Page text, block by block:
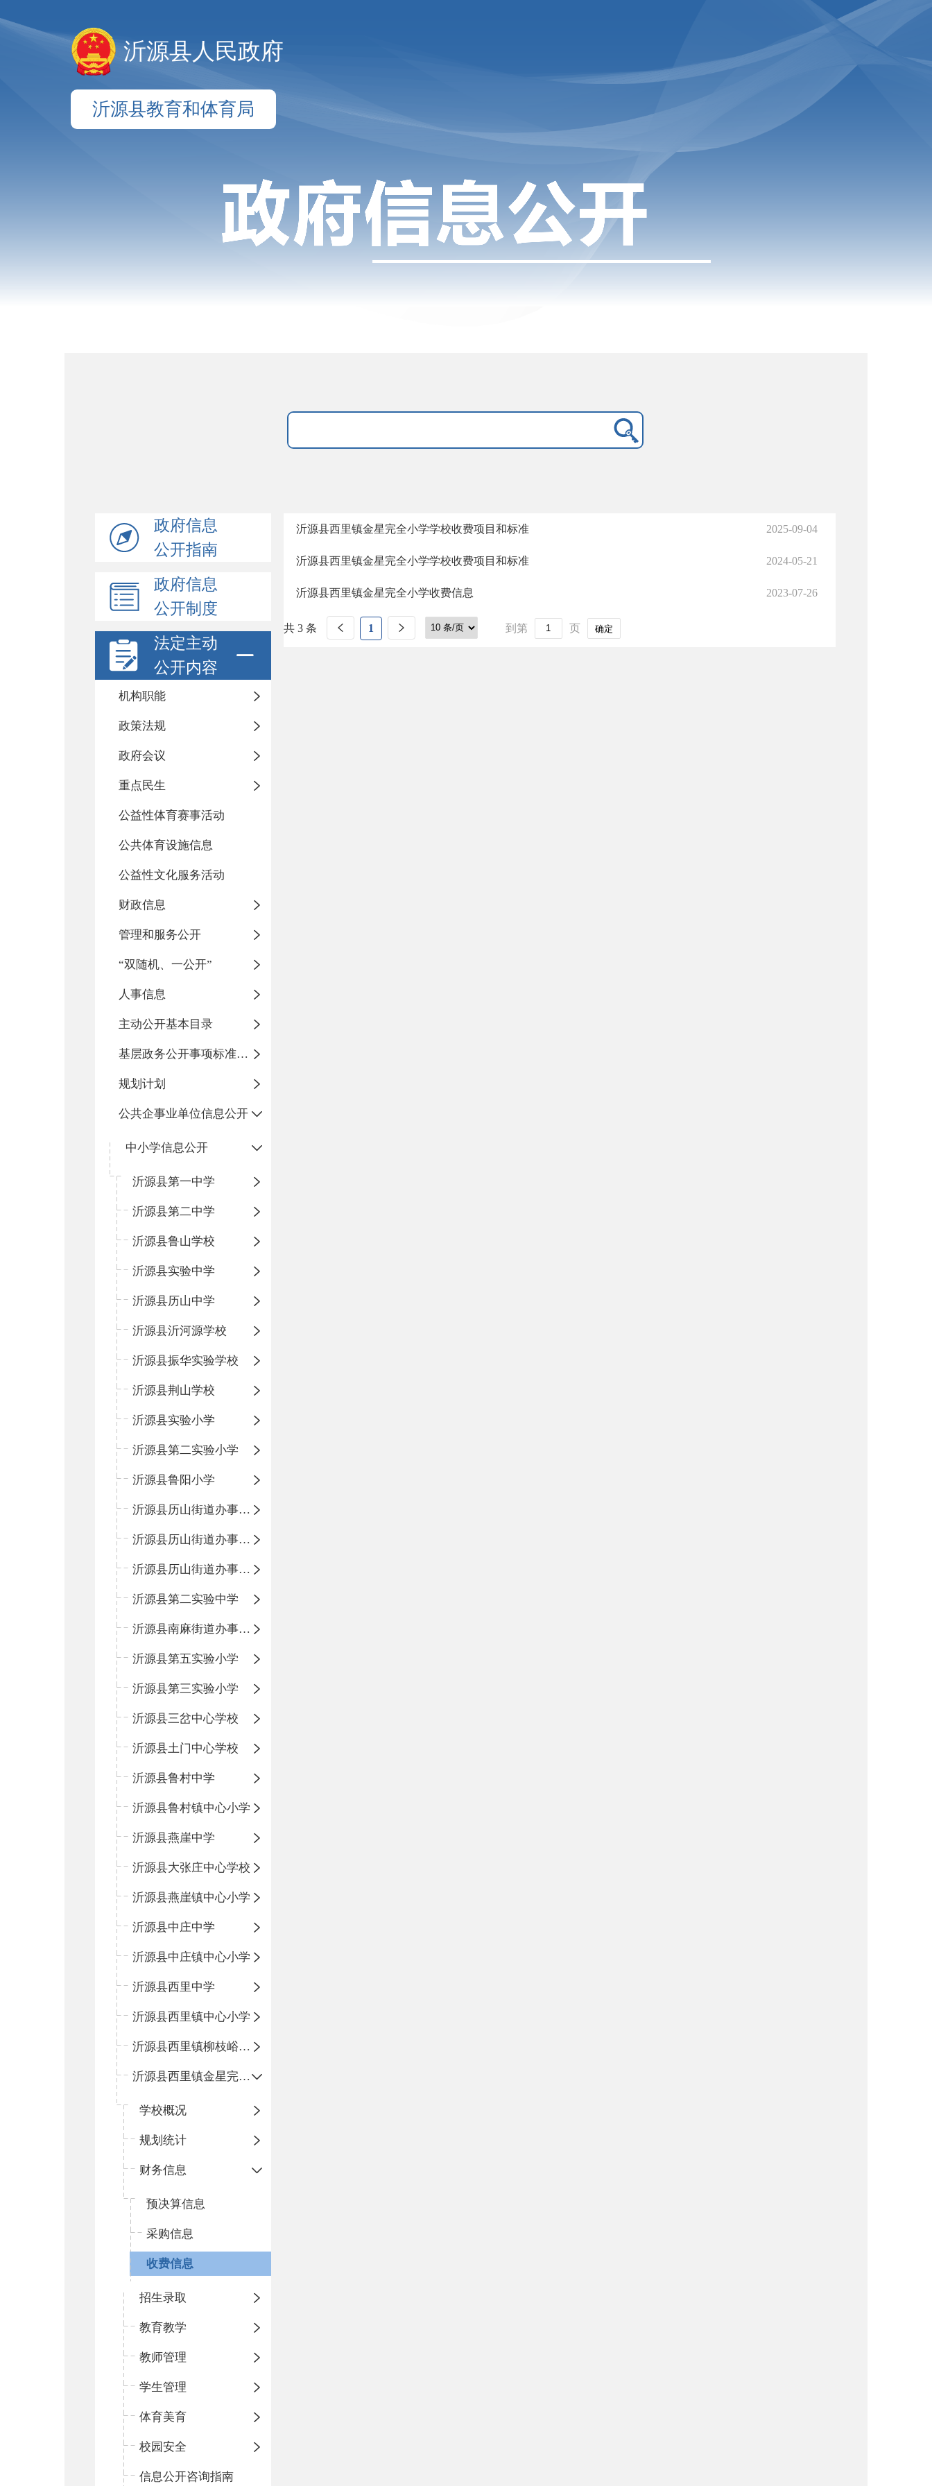
沂源县人民政府
沂源县教育和体育局
政府信息
公开指南
政府信息
公开制度
法定主动
公开内容
机构职能
政策法规
政府会议
重点民生
公益性体育赛事活动
公共体育设施信息
公益性文化服务活动
财政信息
管理和服务公开
“双随机、一公开”
人事信息
主动公开基本目录
基层政务公开事项标准目录
规划计划
公共企事业单位信息公开
中小学信息公开
沂源县第一中学
沂源县第二中学
沂源县鲁山学校
沂源县实验中学
沂源县历山中学
沂源县沂河源学校
沂源县振华实验学校
沂源县荆山学校
沂源县实验小学
沂源县第二实验小学
沂源县鲁阳小学
沂源县历山街道办事处振兴路小学
沂源县历山街道办事处荆山路小学
沂源县历山街道办事处鲁山路小学
沂源县第二实验中学
沂源县南麻街道办事处中心小学
沂源县第五实验小学
沂源县第三实验小学
沂源县三岔中心学校
沂源县土门中心学校
沂源县鲁村中学
沂源县鲁村镇中心小学
沂源县燕崖中学
沂源县大张庄中心学校
沂源县燕崖镇中心小学
沂源县中庄中学
沂源县中庄镇中心小学
沂源县西里中学
沂源县西里镇中心小学
沂源县西里镇柳枝峪回民小学
沂源县西里镇金星完全小学
学校概况
规划统计
财务信息
预决算信息
采购信息
收费信息
招生录取
教育教学
教师管理
学生管理
体育美育
校园安全
信息公开咨询指南
沂源县西里镇金星完全小学学校收费项目和标准 2025-09-04
沂源县西里镇金星完全小学学校收费项目和标准 2024-05-21
沂源县西里镇金星完全小学收费信息 2023-07-26
共 3 条 1 到第 页 确定